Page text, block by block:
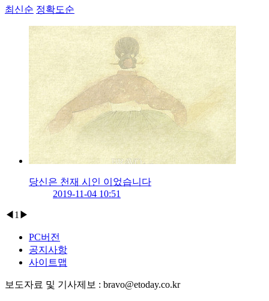
최신순 정확도순
당신은 천재 시인 이었습니다
2019-11-04 10:51
◀ 1 ▶
PC버전
공지사항
사이트맵
보도자료 및 기사제보 : bravo@etoday.co.kr